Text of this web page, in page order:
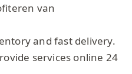
van
and fast delivery.
services online 24